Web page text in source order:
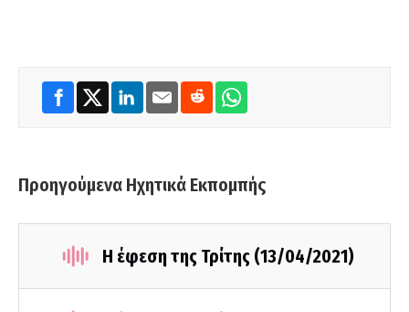
Προηγούμενα Ηχητικά Εκπομπής
Η έφεση της Τρίτης (13/04/2021)